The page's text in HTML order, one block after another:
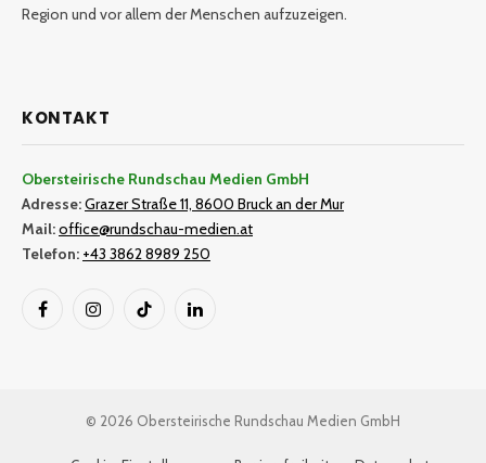
Region und vor allem der Menschen aufzuzeigen.
KONTAKT
Obersteirische Rundschau Medien GmbH
Adresse:Grazer Straße 11, 8600 Bruck an der Mur
Mail:office@rundschau-medien.at
Telefon: +43 3862 8989 250
FacebookInstagramTikTok LinkedIn
© 2026 Obersteirische Rundschau Medien GmbH